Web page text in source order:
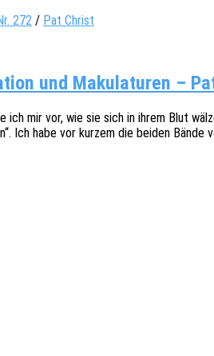
272 / Pat Christ
und Makulaturen –
ich mir vor, wie sie sich in ihrem Blut
Ich habe vor kurzem die beiden Bände